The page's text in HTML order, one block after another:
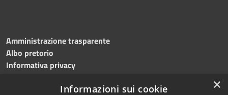
Amministrazione trasparente
Albo pretorio
Informativa privacy
Dichiarazione di accessibilità Meccanismo di feedback ×
Informazioni sui cookie